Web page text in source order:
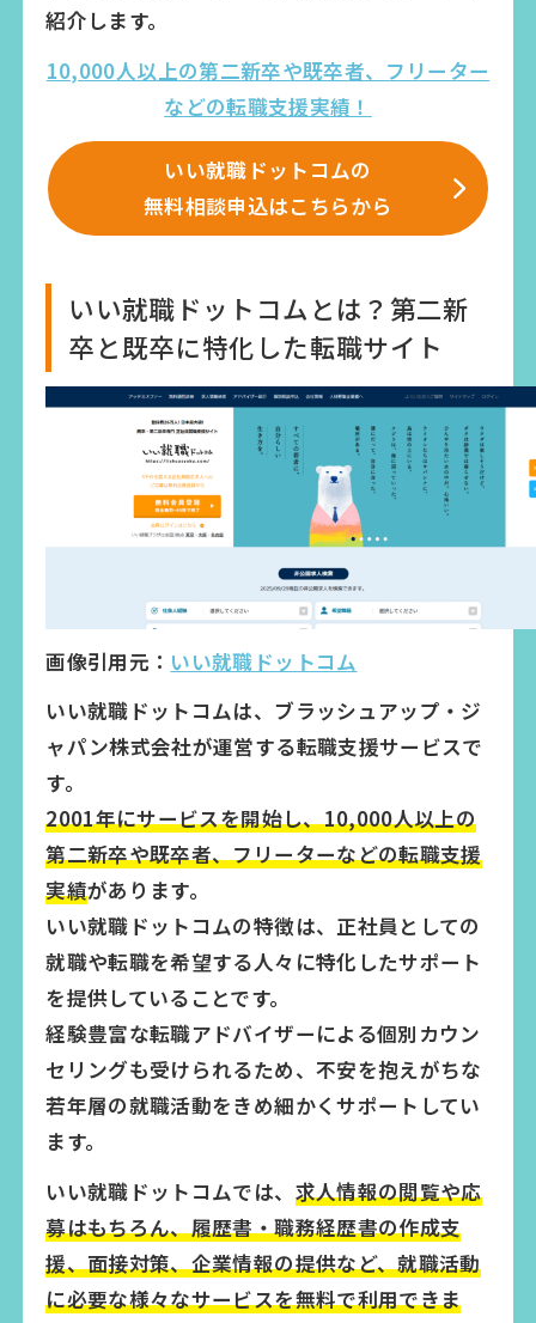
紹介します。
10,000人以上の第二新卒や既卒者、フリーター
などの転職支援実績！
いい就職ドットコムの
無料相談申込はこちらから
いい就職ドットコムとは？第二新
卒と既卒に特化した転職サイト
画像引用元： いい就職ドットコム
いい就職ドットコムは、ブラッシュアップ・ジ
ャパン株式会社が運営する転職支援サービスで
す。
2001年にサービスを開始し、10,000人以上の
第二新卒や既卒者、フリーターなどの転職支援
実績があります。
いい就職ドットコムの特徴は、正社員としての
就職や転職を希望する人々に特化したサポート
を提供していることです。
経験豊富な転職アドバイザーによる個別カウン
セリングも受けられるため、不安を抱えがちな
若年層の就職活動をきめ細かくサポートしてい
ます。
いい就職ドットコムでは、 求人情報の閲覧や応
募はもちろん、履歴書・職務経歴書の作成支
援、面接対策、企業情報の提供など、就職活動
に必要な様々なサービスを無料で利用できま